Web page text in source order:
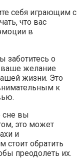
себя играющим с
что вас
в
заботитесь о
ваше желание
жизни. Это
к
сне вы
это может
и
стоит обратить
преодолеть их.